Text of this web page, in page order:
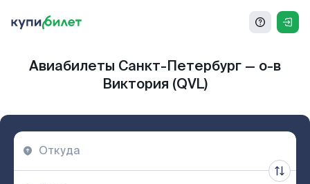
Авиабилеты Санкт-Петербург — о-в
Виктория (QVL)